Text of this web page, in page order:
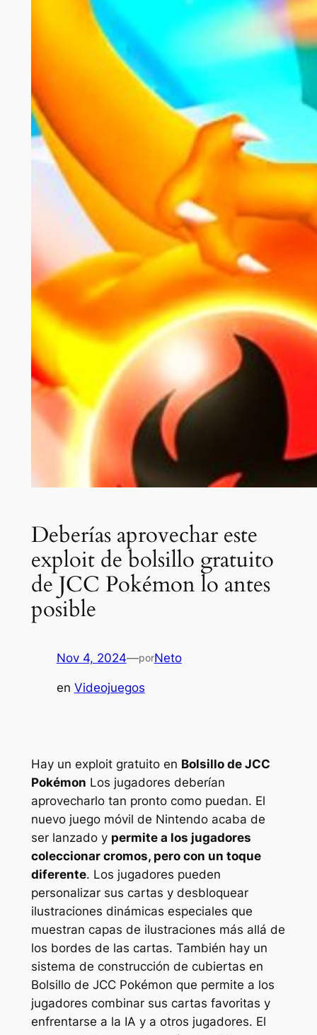
Deberías aprovechar este
exploit de bolsillo gratuito
de JCC Pokémon lo antes
posible
Nov 4, 2024—porNeto
en Videojuegos
Hay un exploit gratuito en Bolsillo de JCC
Pokémon Los jugadores deberían
aprovecharlo tan pronto como puedan. El
nuevo juego móvil de Nintendo acaba de
ser lanzado y permite a los jugadores
coleccionar cromos, pero con un toque
diferente. Los jugadores pueden
personalizar sus cartas y desbloquear
ilustraciones dinámicas especiales que
muestran capas de ilustraciones más allá de
los bordes de las cartas. También hay un
sistema de construcción de cubiertas en
Bolsillo de JCC Pokémon que permite a los
jugadores combinar sus cartas favoritas y
enfrentarse a la IA y a otros jugadores. El